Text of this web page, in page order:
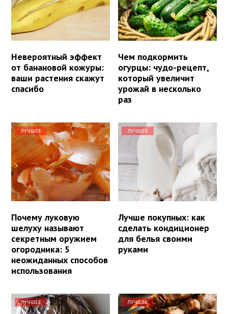
Невероятный эффект
от банановой кожуры:
ваши растения скажут
спасибо
Чем подкормить
огурцы: чудо-рецепт,
который увеличит
урожай в несколько
раз
ЛУЧШЕЕ
Почему луковую
шелуху называют
секретным оружием
огородника: 5
неожиданных способов
использования
ЛУЧШЕЕ
Лучше покупных: как
сделать кондиционер
для белья своими
руками
ЛУЧШЕЕ ЛУЧШЕЕ